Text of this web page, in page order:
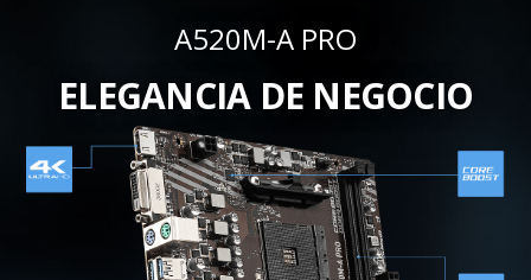
A520M-A PRO
ELEGANCIA DE NEGOCIO